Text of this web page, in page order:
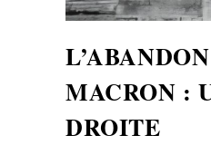
MACRON :
DROITE